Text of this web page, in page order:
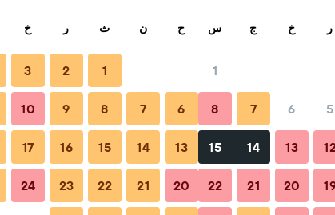
الشائعة أماكن الإقامة المجاورة
ر خ ج س
1
5
6
7
8
13
14
15
20
21
22
ح ن ث ر خ
1
2
3
6
7
8
9
10
13
14
15
16
17
20
21
22
23
24